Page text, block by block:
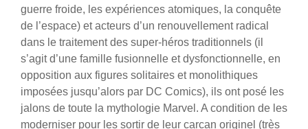
guerre froide, les expériences atomiques, la conquête
de l’espace) et acteurs d’un renouvellement radical
dans le traitement des super-héros traditionnels (il
s’agit d’une famille fusionnelle et dysfonctionnelle, en
opposition aux figures solitaires et monolithiques
imposées jusqu’alors par DC Comics), ils ont posé les
jalons de toute la mythologie Marvel. A condition de les
moderniser pour les sortir de leur carcan originel (très